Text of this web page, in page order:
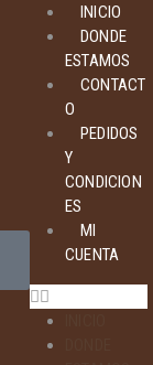
INICIO
DONDE
ESTAMOS
CONTACT
O
PEDIDOS
Y
CONDICION
ES
MI
CUENTA